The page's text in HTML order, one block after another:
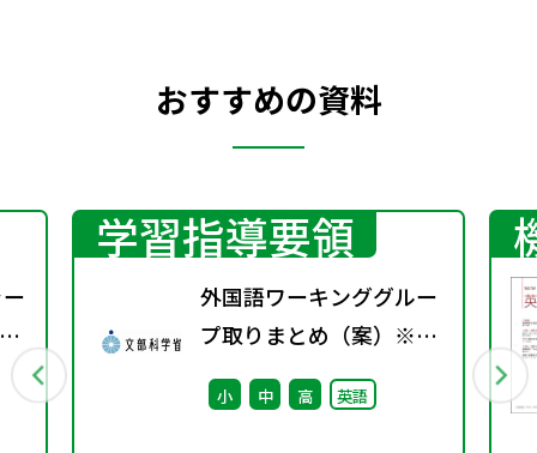
おすすめの資料
学習指導要領
外国語ワーキンググルー
プ取りまとめ（案）※会
議後修正
小 中 高 英語